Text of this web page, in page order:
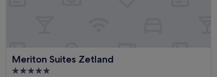
Meriton Suites Zetland
Meriton Suites Zetland
5.0-